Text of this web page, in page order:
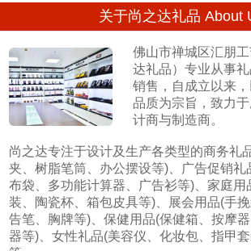
关于尚之达礼品 About
佛山市禅城区汇朋
达礼品）专业从事礼
销售，自成立以来
品质为宗旨，致力
计商与制造商。
尚之达专注于设计及生产各类型的商务礼
夹、树脂笔筒、办公摆设等)、广告促销礼
布袋、多功能计算器、广告衫等)、家庭用
装、陶瓷杯、箱包皮具等)、展会用品(手
告笔、胸牌等)、保健用品(保健箱、按摩
器等)、女性礼品(美容仪、化妆包、指甲